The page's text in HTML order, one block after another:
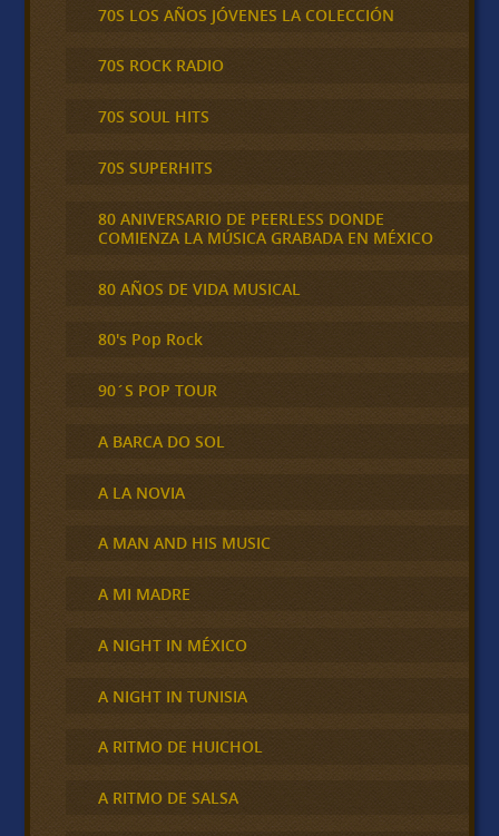
70S LOS AÑOS JÓVENES LA COLECCIÓN
70S ROCK RADIO
70S SOUL HITS
70S SUPERHITS
80 ANIVERSARIO DE PEERLESS DONDE
COMIENZA LA MÚSICA GRABADA EN MÉXICO
80 AÑOS DE VIDA MUSICAL
80's Pop Rock
90´S POP TOUR
A BARCA DO SOL
A LA NOVIA
A MAN AND HIS MUSIC
A MI MADRE
A NIGHT IN MÉXICO
A NIGHT IN TUNISIA
A RITMO DE HUICHOL
A RITMO DE SALSA